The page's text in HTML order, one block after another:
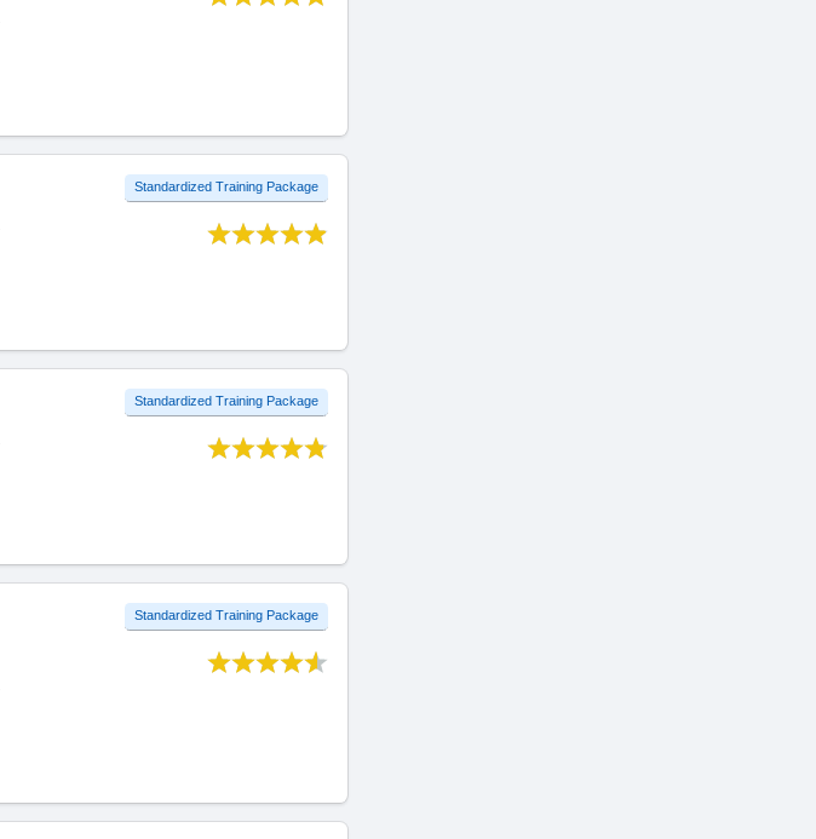
Standardized Training Package
Standardized Training Package
Standardized Training Package